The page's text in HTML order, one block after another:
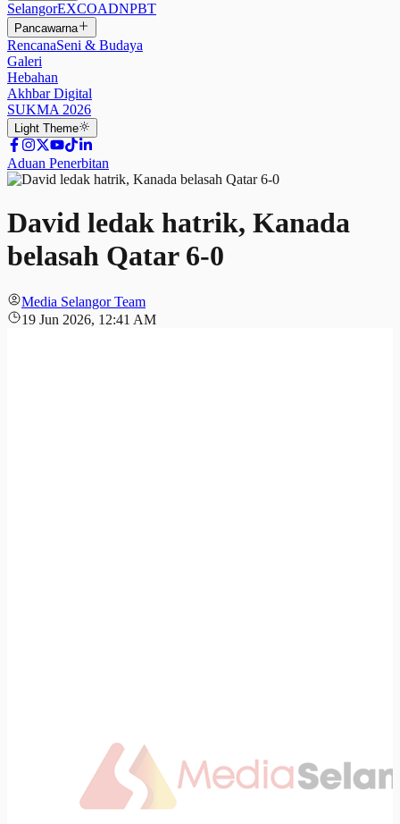
SelangorEXCOADNPBT
Pancawarna
RencanaSeni & Budaya
Galeri
Hebahan
Akhbar Digital
SUKMA 2026
Light Theme
Aduan Penerbitan
David ledak hatrik, Kanada
belasah Qatar 6-0
Media Selangor Team
19 Jun 2026, 12:41 AM